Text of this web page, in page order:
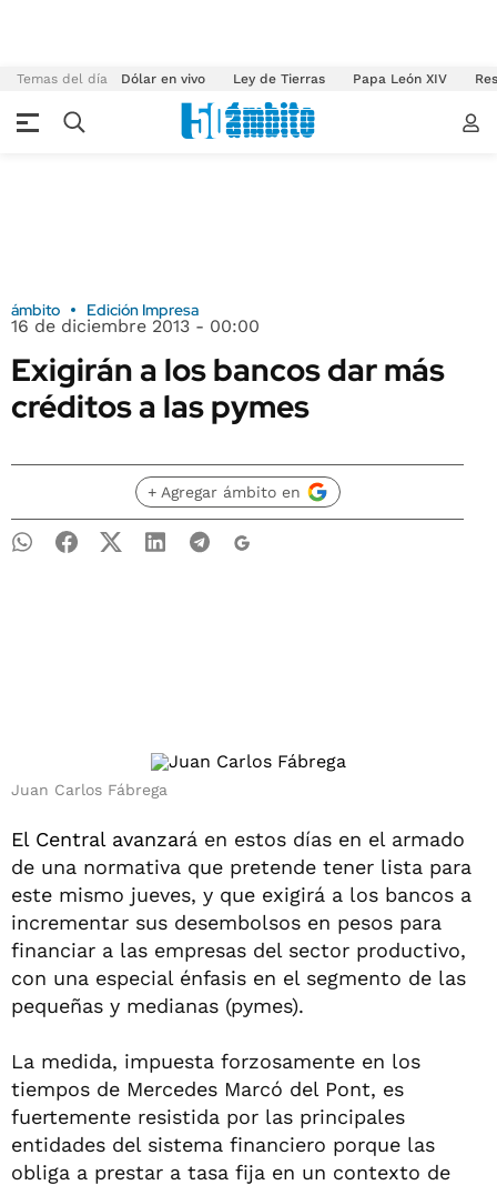
Temas del día Dólar en vivo Ley de Tierras Papa León XIV
ámbito Edición Impresa
16 de diciembre 2013 - 00:00
Exigirán a los bancos dar más
créditos a las pymes
+ Agregar ámbito en
Juan Carlos Fábrega
El Central avanzará en estos días en el armado
de una normativa que pretende tener lista para
este mismo jueves, y que exigirá a los bancos a
incrementar sus desembolsos en pesos para
financiar a las empresas del sector productivo,
con una especial énfasis en el segmento de las
pequeñas y medianas (pymes).
La medida, impuesta forzosamente en los
tiempos de Mercedes Marcó del Pont, es
fuertemente resistida por las principales
entidades del sistema financiero porque las
obliga a prestar a tasa fija en un contexto de